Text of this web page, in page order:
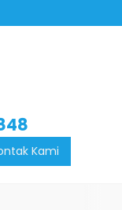
Kami